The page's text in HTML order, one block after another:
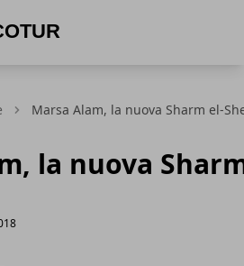
Marsa Alam, la nuova Sharm el-
la nuova